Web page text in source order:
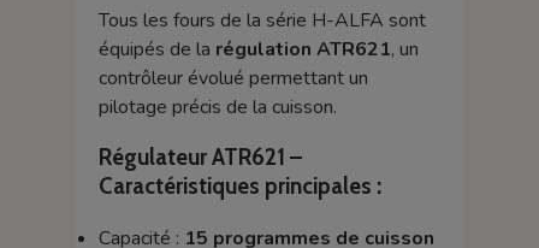
Tous les fours de la série H-ALFA sont
équipés de la régulation ATR621, un
contrôleur évolué permettant un
pilotage précis de la cuisson.
Régulateur ATR621 –
Caractéristiques principales :
Capacité : 15 programmes de cuisson